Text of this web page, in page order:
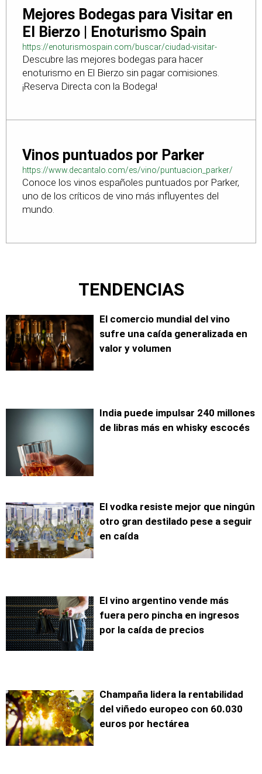
Mejores Bodegas para Visitar en
El Bierzo | Enoturismo Spain
https://enoturismospain.com/buscar/ciudad-visitar-
bodegas-en-leon
Descubre las mejores bodegas para hacer
enoturismo en El Bierzo sin pagar comisiones.
¡Reserva Directa con la Bodega!
Vinos puntuados por Parker
https://www.decantalo.com/es/vino/puntuacion_parker/
Conoce los vinos españoles puntuados por Parker,
uno de los críticos de vino más influyentes del
mundo.
TENDENCIAS
El comercio mundial del vino
sufre una caída generalizada en
valor y volumen
India puede impulsar 240 millones
de libras más en whisky escocés
El vodka resiste mejor que ningún
otro gran destilado pese a seguir
en caída
El vino argentino vende más
fuera pero pincha en ingresos
por la caída de precios
Champaña lidera la rentabilidad
del viñedo europeo con 60.030
euros por hectárea